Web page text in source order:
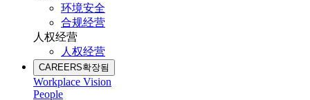
环境安全
合规经营
人权经营
人权经营
CAREERS확장됨
Workplace Vision
People